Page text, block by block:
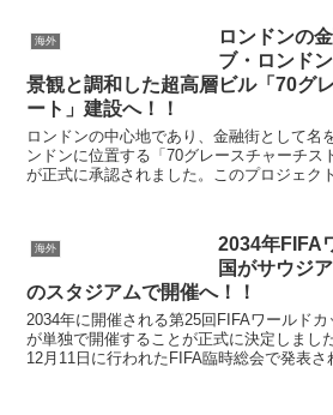
海外
ロンドンの
ブ・ロンド
景観と調和した超高層ビル「70グ
ート」建設へ！！
ロンドンの中心地であり、金融街として名
ンドンに位置する「70グレースチャーチス
が正式に承認されました。このプロジェク
海外
2034年FIFA
国がサウジ
のスタジアムで開催へ！！
2034年に開催される第25回FIFAワールド
が単独で開催することが正式に決定しまし
12月11日に行われたFIFA臨時総会で発表